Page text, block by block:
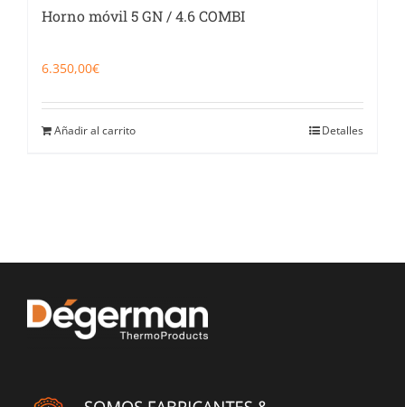
Horno móvil 5 GN / 4.6 COMBI
6.350,00€
Añadir al carrito Detalles